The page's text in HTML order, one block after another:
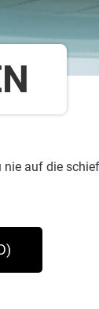
auf die